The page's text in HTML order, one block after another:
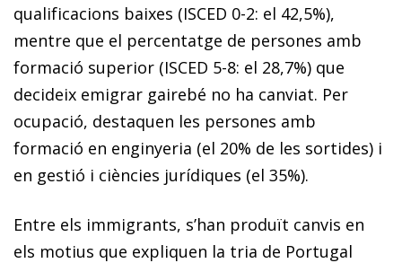
qualificacions baixes (ISCED 0-2: el 42,5%),
mentre que el percentatge de persones amb
formació superior (ISCED 5-8: el 28,7%) que
decideix emigrar gairebé no ha canviat. Per
ocupació, destaquen les persones amb
formació en enginyeria (el 20% de les sortides) i
en gestió i ciències jurídiques (el 35%).
Entre els immigrants, s’han produït canvis en
els motius que expliquen la tria de Portugal